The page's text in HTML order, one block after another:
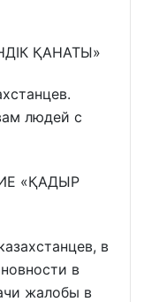
ҚАНАТЫ»
людей с
«ҚАДЫР
в
в
жалобы в